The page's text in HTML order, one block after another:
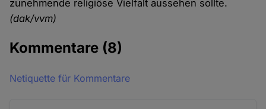
zunehmende religiöse Vielfalt aussehen sollte.
(dak/vvm)
Kommentare (8)
Netiquette für Kommentare